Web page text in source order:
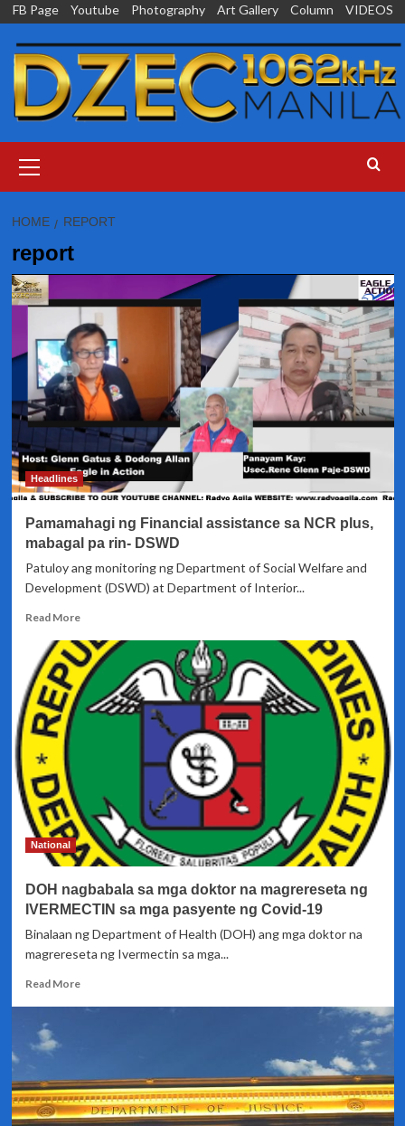
Skip
content
FB Page Youtube Photography Art Gallery Column VIDEOS
Menu
HOME REPORT
report
Headlines
Pamamahagi ng Financial assistance sa NCR plus,
mabagal pa rin- DSWD
Patuloy ang monitoring ng Department of Social Welfare and
Development (DSWD) at Department of Interior...
Read MoreRead
about
Pamamahagi
ng
Financial
assistance
pa
rin-
DSWD
National
DOH nagbabala sa mga doktor na magrereseta ng
IVERMECTIN sa mga pasyente ng Covid-19
Binalaan ng Department of Health (DOH) ang mga doktor na
magrereseta ng Ivermectin sa mga...
Read MoreRead
mga
doktor
na